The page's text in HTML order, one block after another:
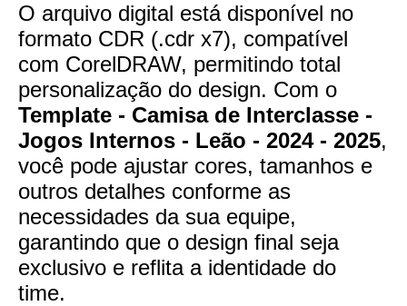
O arquivo digital está disponível no
formato CDR (.cdr x7), compatível
com CorelDRAW, permitindo total
personalização do design. Com o
Template - Camisa de Interclasse -
Jogos Internos - Leão - 2024 - 2025,
você pode ajustar cores, tamanhos e
outros detalhes conforme as
necessidades da sua equipe,
garantindo que o design final seja
exclusivo e reflita a identidade do
time.